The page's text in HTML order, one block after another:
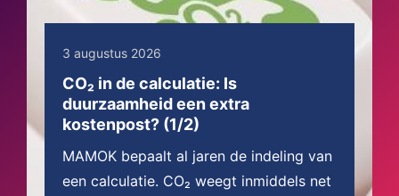
3 augustus 2026
CO₂ in de calculatie: Is
duurzaamheid een extra
kostenpost? (1/2)
MAMOK bepaalt al jaren de indeling van
een calculatie. CO₂ weegt inmiddels net